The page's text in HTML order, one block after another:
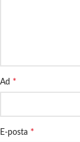
Ad *
E-posta *